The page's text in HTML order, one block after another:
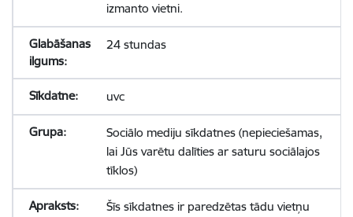
izmanto vietni.
24 stundas
uvc
Sociālo mediju sīkdatnes (nepieciešamas,
lai Jūs varētu dalīties ar saturu sociālajos
tīklos)
Šīs sīkdatnes ir paredzētas tādu vietņu